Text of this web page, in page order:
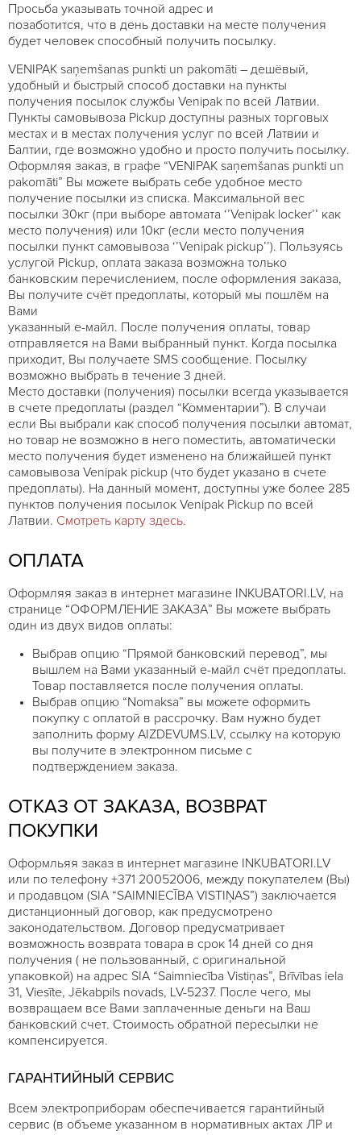
Просьба указывать точной адрес и
позаботится, что в день доставки на месте получения
будет человек способный получить посылку.
VENIPAK saņemšanas punkti un pakomāti – дешёвый,
удобный и быстрый способ доставки на пункты
получения посылок службы Venipak по всей Латвии.
Пункты самовывоза Pickup доступны разных торговых
местах и в местах получения услуг по всей Латвии и
Балтии, где возможно удобно и просто получить посылку.
Оформляя заказ, в графе “VENIPAK saņemšanas punkti un
pakomāti” Вы можете выбрать себе удобное место
получение посылки из списка. Максимальной вес
посылки 30кг (при выборе автомата ‘’Venipak locker’’ как
место получения) или 10кг (если место получения
посылки пункт самовывоза ‘’Venipak pickup’’). Пользуясь
услугой Pickup, оплата заказа возможна только
банковским перечислением, после оформления заказа,
Вы получите счёт предоплаты, который мы пошлём на
Вами
указанный е-майл. После получения оплаты, товар
отправляется на Вами выбранный пункт. Когда посылка
приходит, Вы получаете SMS сообщение. Посылку
возможно выбрать в течение 3 дней.
Место доставки (получения) посылки всегда указывается
в счете предоплаты (раздел “Комментарии”). В случаи
если Вы выбрали как способ получения посылки автомат,
но товар не возможно в него поместить, автоматически
место получения будет изменено на ближайшей пункт
самовывоза Venipak pickup (что будет указано в счете
предоплаты). На данный момент, доступны уже более 285
пунктов получения посылок Venipak Pickup по всей
Латвии. Смотреть карту здесь.
ОПЛАТА
Оформляя заказ в интернет магазине INKUBATORI.LV, на
странице “ОФОРМЛЕНИЕ ЗАКАЗА” Вы можете выбрать
один из двух видов оплаты:
Выбрав опцию “Прямой банковский перевод”, мы
вышлем на Вами указанный е-майл счёт предоплаты.
Товар поставляется после получения оплаты.
Выбрав опцию “Nomaksa” вы можете оформить
покупку с оплатой в рассрочку. Вам нужно будет
заполнить форму AIZDEVUMS.LV, ссылку на которую
вы получите в электронном письме с
подтверждением заказа.
ОТКАЗ ОТ ЗАКАЗА, ВОЗВРАТ
ПОКУПКИ
Оформльяя заказ в интернет магазине INKUBATORI.LV
или по телефону +371 20052006, между покупателем (Вы)
и продавцом (SIA “SAIMNIECĪBA VISTIŅAS”) заключается
дистанционный договор, как предусмотрено
законодательством. Договор предусматривает
возможность возврата товара в срок 14 дней со дня
получения ( не пользованный, с оригинальной
упаковкой) на адрес SIA “Saimniecība Vistiņas”, Brīvības iela
31, Viesīte, Jēkabpils novads, LV-5237. После чего, мы
возвращаем все Вами заплаченные деньги на Ваш
банковский счет. Стоимость обратной пересылки не
компенсируется.
ГАРАНТИЙНЫЙ СЕРВИС
Всем электроприборам обеспечивается гарантийный
сервис (в объеме указанном в нормативных актах ЛР и